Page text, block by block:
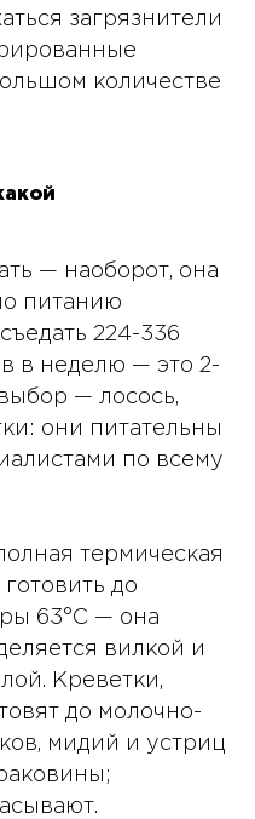
загрязнители
количестве
— наоборот, она
питанию
224-336
в неделю — это 2-
— лосось,
они питательны
по всему
термическая
до
63°C — она
вилкой и
Креветки,
до молочно-
мидий и устриц